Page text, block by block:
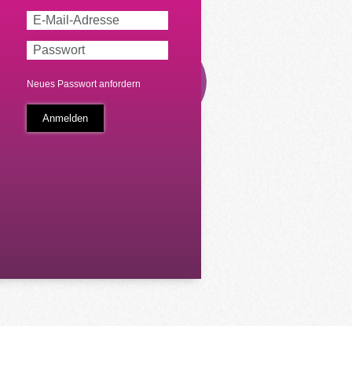
Neues Passwort anfordern